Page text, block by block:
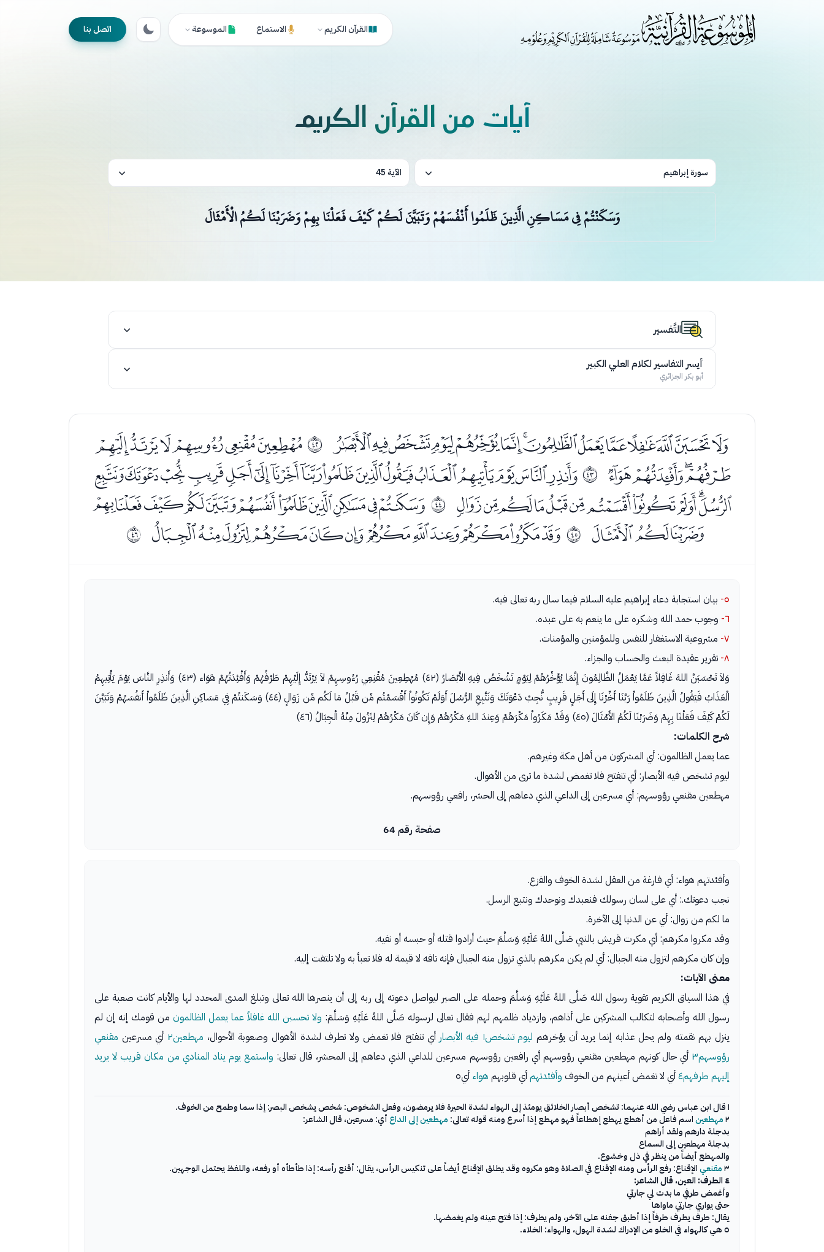
القرآن الكريم الاستماع الموسوعة اتصل بنا
آيات من القرآن الكريم
سورة إبراهيم الآية 45
وَسَكَنْتُمْ فِي مَسَاكِنِ الَّذِينَ ظَلَمُوا أَنْفُسَهُمْ وَتَبَيَّنَ لَكُمْ كَيْفَ فَعَلْنَا بِهِمْ وَضَرَبْنَا لَكُمُ الْأَمْثَالَ
التَّفسير
أيسر التفاسير لكلام العلي الكبير
أبو بكر الجزائري
ﯶﯷﯸﯹﯺﯻﯼﯽﯾﯿﰀﰁﰂﰃ ﰩﭑﭒﭓﭔﭕﭖ
ﭗﭘﭙﭚ ﰪﭜﭝﭞﭟﭠﭡﭢﭣﭤﭥﭦﭧﭨﭩﭪﭫ
ﭬﭭﭮﭯﭰﭱﭲﭳﭴﭵﭶ ﰫ ﭸﭹﭺﭻﭼﭽﭾﭿﮀﮁﮂ
ﮃﮄﮅ ﰬ ﮇﮈﮉﮊﮋﮌﮍﮎﮏﮐﮑﮒ ﰭ
٥- بيان استجابة دعاء إبراهيم عليه السلام فيما سال ربه تعالى فيه.
٦- وجوب حمد الله وشكره على ما ينعم به على عبده.
٧- مشروعية الاستغفار للنفس وللمؤمنين والمؤمنات.
٨- تقرير عقيدة البعث والحساب والجزاء.
وَلاَ تَحْسَبَنَّ اللهَ غَافِلاً عَمَّا يَعْمَلُ الظَّالِمُونَ إِنَّمَا يُؤَخِّرُهُمْ لِيَوْمٍ تَشْخَصُ فِيهِ الأَبْصَارُ (٤٢) مُهْطِعِينَ مُقْنِعِي رُءُوسِهِمْ لاَ يَرْتَدُّ إِلَيْهِمْ طَرْفُهُمْ وَأَفْئِدَتُهُمْ هَوَاء (٤٣) وَأَنذِرِ النَّاسَ يَوْمَ يَأْتِيهِمُ
الْعَذَابُ فَيَقُولُ الَّذِينَ ظَلَمُواْ رَبَّنَا أَخِّرْنَا إِلَى أَجَلٍ قَرِيبٍ نُّجِبْ دَعْوَتَكَ وَنَتَّبِعِ الرُّسُلَ أَوَلَمْ تَكُونُواْ أَقْسَمْتُم مِّن قَبْلُ مَا لَكُم مِّن زَوَالٍ (٤٤) وَسَكَنتُمْ فِي مَسَاكِنِ الَّذِينَ ظَلَمُواْ أَنفُسَهُمْ وَتَبَيَّنَ
لَكُمْ كَيْفَ فَعَلْنَا بِهِمْ وَضَرَبْنَا لَكُمُ الأَمْثَالَ (٤٥) وَقَدْ مَكَرُواْ مَكْرَهُمْ وَعِندَ اللهِ مَكْرُهُمْ وَإِن كَانَ مَكْرُهُمْ لِتَزُولَ مِنْهُ الْجِبَالُ (٤٦)
شرح الكلمات:
عما يعمل الظالمون: أي المشركون من أهل مكة وغيرهم.
ليوم تشخص فيه الأبصار: أي تنفتح فلا تغمض لشدة ما ترى من الأهوال.
مهطعين مقنعي رؤوسهم: أي مسرعين إلى الداعي الذي دعاهم إلى الحشر، رافعي رؤوسهم.
صفحة رقم 64
وأفئدتهم هواء: أي فارغة من العقل لشدة الخوف والفزع.
نجب دعوتك.: أي على لسان رسولك فنعبدك ونوحدك ونتبع الرسل.
ما لكم من زوال: أي عن الدنيا إلى الآخرة.
وقد مكروا مكرهم: أي مكرت قريش بالنبي صَلَّى اللهُ عَلَيْهِ وَسَلَّمَ حيث أرادوا قتله أو حبسه أو نفيه.
وإن كان مكرهم لتزول منه الجبال: أي لم يكن مكرهم بالذي تزول منه الجبال فإنه تافه لا قيمة له فلا تعبأ به ولا تلتفت إليه.
معنى الآيات:
في هذا السياق الكريم تقوية رسول الله صَلَّى اللهُ عَلَيْهِ وَسَلَّمَ وحمله على الصبر ليواصل دعوته إلى ربه إلى أن ينصرها الله تعالى وتبلغ المدى المحدد لها والأيام كانت صعبة على
رسول الله وأصحابه لتكالب المشركين على أذاهم، وازدياد ظلمهم لهم فقال تعالى لرسوله صَلَّى اللهُ عَلَيْهِ وَسَلَّمَ: ولا تحسبن الله غافلاً عما يعمل الظالمون من قومك إنه إن لم
ينزل بهم نقمته ولم يحل عذابه إنما يريد أن يؤخرهم ليوم تشخص١ فيه الأبصار أي تنفتح فلا تغمض ولا تطرف لشدة الأهوال وصعوبة الأحوال، مهطعين٢ أي مسرعين مقنعي
رؤوسهم٣
أي حال كونهم مهطعين مقنعي رؤوسهم أي رافعين رؤوسهم مسرعين للداعي الذي دعاهم إلى المحشر، قال تعالى: واستمع يوم يناد المنادي من مكان قريب لا يريد
إليهم طرفهم٤ أي لا تغمض أعينهم من الخوف وأفئدتهمأي قلوبهم هواء أي٥
١ قال ابن عباس رضي الله عنهما: تشخص أبصار الخلائق يومئذ إلى الهواء لشدة الحيرة فلا يرمضون، وفعل الشخوص: شخص يشخص البصر: إذا سما وطمح من الخوف.
٢مهطعيناسم فاعل من أهطع يهطع إهطاعاً فهو مهطع إذا أسرع ومنه قوله تعالى: مهطعين إلى الداعأي: مسرعين، قال الشاعر:
بدجلة دارهم ولقد أراهم
بدجلة مهطعين إلى السماع
والمهطع أيضاً من ينظر في ذل وخشوع.
٣مقنعيالإقناع: رفع الرأس ومنه الإقناع في الصلاة وهو مكروه وقد يطلق الإقناع أيضاً على تنكيس الرأس، يقال: أقنع رأسه: إذا طأطأه أو رفعه، واللفظ يحتمل الوجهين.
٤ الطرف: العين، قال الشاعر:
وأغمض طرفي ما بدت لي جارتي
حتى يواري جارتي ماواها
يقال: طرف يطرف طرفاً إذا أطبق جفنه على الآخر، ولم يطرف: إذا فتح عينه ولم يغمضها.
٥ هي كالهواء في الخلو من الإدراك لشدة الهول، والهواء: الخلاء.